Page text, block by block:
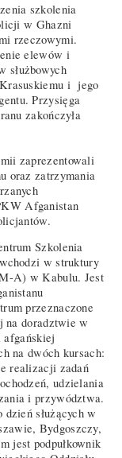
szkolenia
w Ghazni
rzeczowymi.
elewów i
służbowych
i jego
Przysięga
zakończyła
zaprezentowali
oraz zatrzymania
Afganistan
Szkolenia
w struktury
A) w Kabulu. Jest
przeznaczone
na doradztwie w
na dwóch kursach:
realizacji zadań
udzielania
i przywództwa.
służących w
Bydgoszczy,
jest podpułkownik